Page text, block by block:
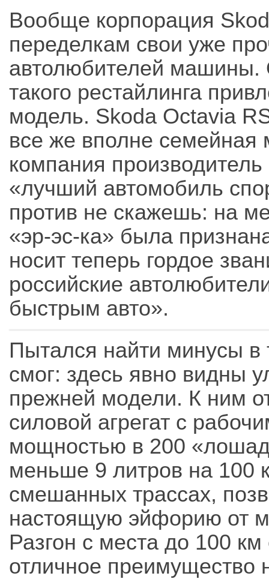
Вообще корпорация
переделкам свои уже
автолюбителей машины.
такого рестайлинга
модель. Skoda Octavia
все же вполне семейная
компания производитель
«лучший автомобиль
против не скажешь: на
«эр-эс-ка» была
носит теперь гордое
российские
быстрым авто».
Пытался найти минусы в
смог: здесь явно видны
прежней модели. К ним
силовой агрегат с
мощностью в 200
меньше 9 литров на 100
смешанных трассах,
настоящую эйфорию от
Разгон с места до 100
отличное преимущество